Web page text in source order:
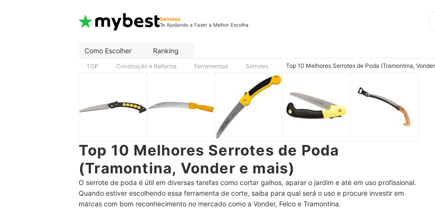
Serrotes
Te Ajudando a Fazer a Melhor Escolha
Como Escolher Ranking
TOP Construção e Reforma Ferramentas Serrotes Top 10 Melhores Serrotes de Poda (Tramontina,
Top 10 Melhores Serrotes de Poda
(Tramontina, Vonder e mais)
O serrote de poda é útil em diversas tarefas como cortar galhos, aparar o jardim e até em uso profissional.
Quando estiver escolhendo essa ferramenta de corte, saiba para qual será o uso e procure investir em
marcas com bom reconhecimento no mercado como a Vonder, Felco e Tramontina.